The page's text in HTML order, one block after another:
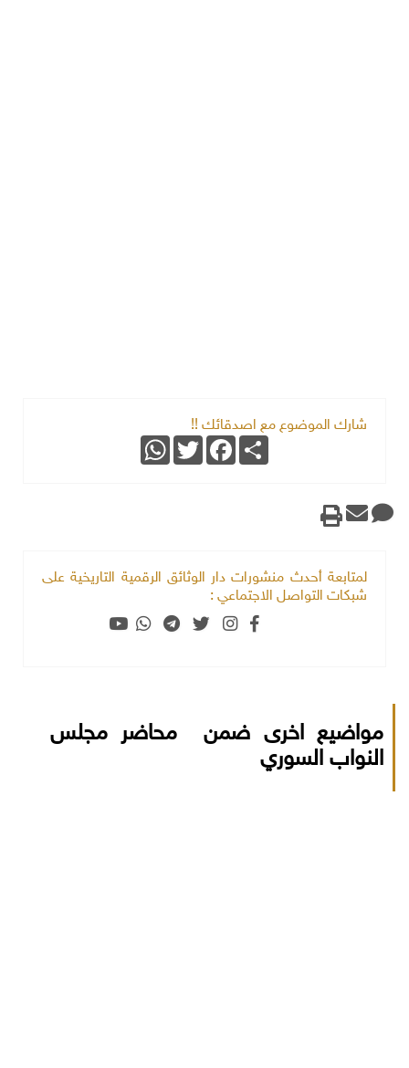
شارك الموضوع مع اصدقائك !!
Share
Facebook
Twitter
WhatsApp
لمتابعة أحدث منشورات دار الوثائق الرقمية التاريخية على
شبكات التواصل الاجتماعي :
مواضيع اخرى ضمن محاضر مجلس
النواب السوري